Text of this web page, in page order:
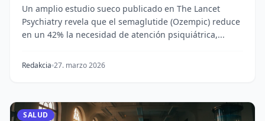
Un amplio estudio sueco publicado en The Lancet
Psychiatry revela que el semaglutide (Ozempic) reduce
en un 42% la necesidad de atención psiquiátrica,...
Redakcia 27. marzo 2026
SALUD